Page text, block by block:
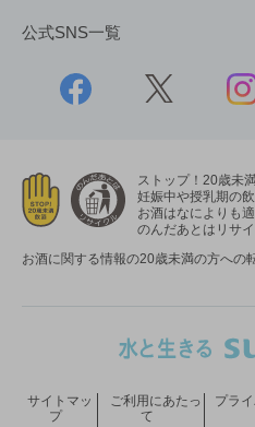
公式SNS一覧
ストップ！20歳未
妊娠中や授乳期の
お酒はなによりも適
のんだあとはリサイ
お酒に関する情報の20歳未満の方への
サイトマッ
プ
ご利用にあたっ
て
プラ